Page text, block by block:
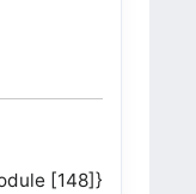
[148]}